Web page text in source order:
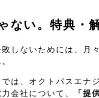
ない。特典・
しないためには、月
は、オクトパスエナ
会社について、
「提